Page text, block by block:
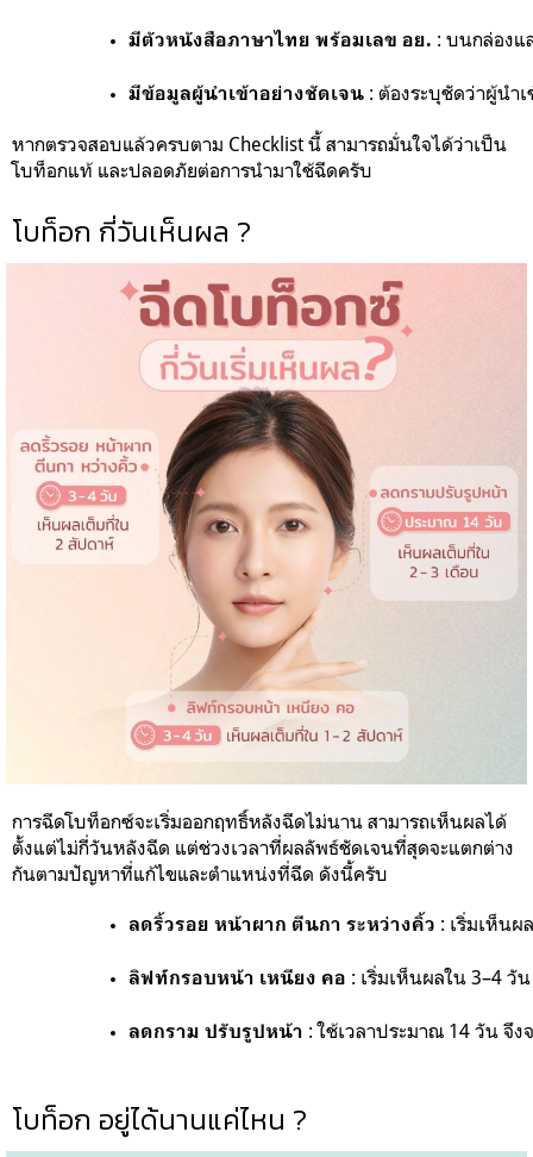
มีตัวหนังสือภาษาไทย พร้อมเลข อย. : บนกล่องแ
มีข้อมูลผู้นำเข้าอย่างชัดเจน : ต้องระบุชัดว่าผู้น
หากตรวจสอบแล้วครบตาม Checklist นี้ สามารถมั่นใจได้ว่าเป็น
โบท็อกแท้ และปลอดภัยต่อการนำมาใช้ฉีดครับ
โบท็อก กี่วันเห็นผล ?
การฉีดโบท็อกซ์จะเริ่มออกฤทธิ์หลังฉีดไม่นาน สามารถเห็นผลได้
ตั้งแต่ไม่กี่วันหลังฉีด แต่ช่วงเวลาที่ผลลัพธ์ชัดเจนที่สุดจะแตกต่าง
กันตามปัญหาที่แก้ไขและตำแหน่งที่ฉีด ดังนี้ครับ
ลดริ้วรอย หน้าผาก ตีนกา ระหว่างคิ้ว : เริ่มเห็นผ
ลิฟท์กรอบหน้า เหนียง คอ : เริ่มเห็นผลใน 3–4 วัน
ลดกราม ปรับรูปหน้า : ใช้เวลาประมาณ 14 วัน จึง
โบท็อก อยู่ได้นานแค่ไหน ?